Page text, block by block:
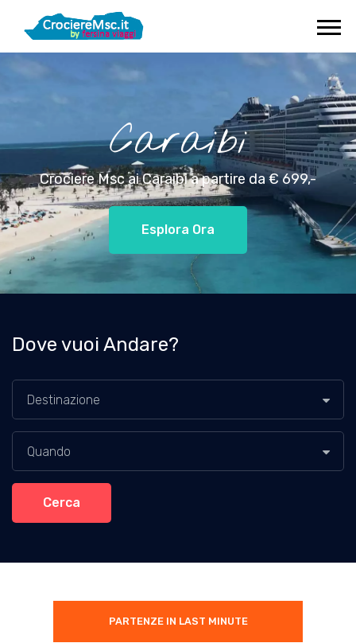
Caraibi
Crociere Msc ai Caraibi a partire da € 699,-
Esplora Ora
Dove vuoi Andare?
Destinazione
Quando
Cerca
PARTENZE IN LAST MINUTE